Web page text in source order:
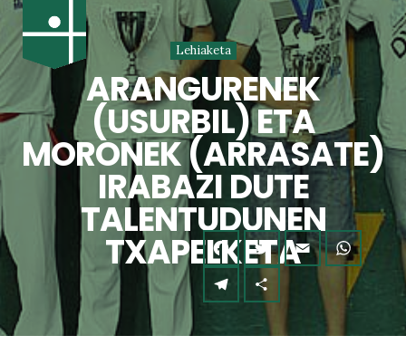
Lehiaketa
ARANGURENEK
(USURBIL) ETA
MORONEK (ARRASATE)
IRABAZI DUTE
TALENTUDUNEN
TXAPELKETA